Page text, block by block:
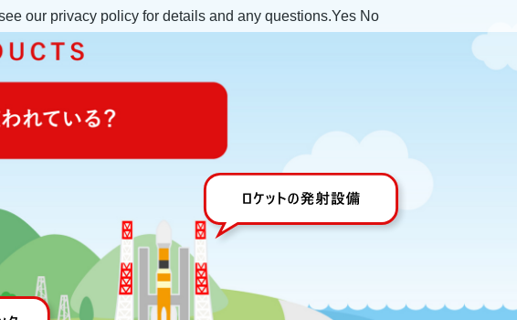
our privacy policy for details and any questions.Yes No